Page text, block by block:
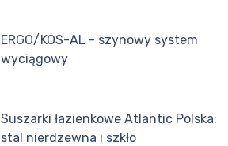
ERGO/KOS-AL - szynowy system
wyciągowy
Suszarki łazienkowe Atlantic Polska:
stal nierdzewna i szkło